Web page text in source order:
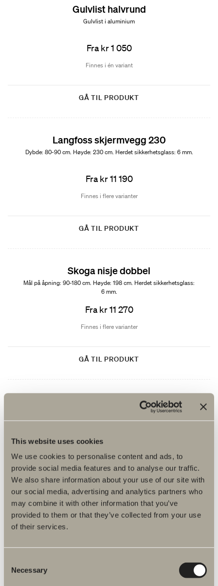
This website uses cookies
We use cookies to personalise content and ads, to
provide social media features and to analyse our traffic.
We also share information about your use of our site with
our social media, advertising and analytics partners who
may combine it with other information that you’ve
provided to them or that they’ve collected from your use
of their services.
Selection
Necessary
Gulvlist halvrund
Gulvlist i aluminium
Fra kr 1 050
Finnes i én variant
GÅ TIL PRODUKT
Langfoss skjermvegg 230
Dybde: 80-90 cm. Høyde: 230 cm. Herdet sikkerhetsglass: 6 mm.
Fra kr 11 190
Finnes i flere varianter
GÅ TIL PRODUKT
Skoga nisje dobbel
Mål på åpning: 90-180 cm. Høyde: 198 cm. Herdet sikkerhetsglass:
6 mm.
Fra kr 11 270
Finnes i flere varianter
GÅ TIL PRODUKT
Mål på åpning: 74-84 cm. Høyde: 230 cm. Herdet sikkerhetsglass
5/6 mm.
Fra kr 30 480
Finnes i flere varianter
GÅ TIL PRODUKT